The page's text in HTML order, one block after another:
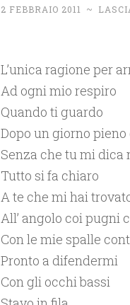
2 FEBBRAIO 2011 ~
L’unica ragione per
Ad ogni mio respiro
Quando ti guardo
Dopo un giorno
Senza che tu mi dica
Tutto si fa chiaro
A te che mi hai
All’ angolo coi pugni
Con le mie spalle
Pronto a difendermi
Con gli occhi bassi